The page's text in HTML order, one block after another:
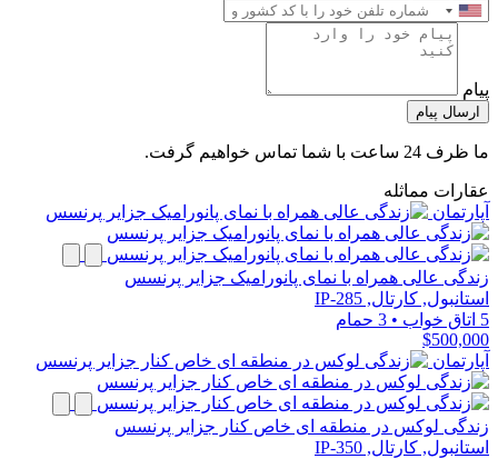
پیام
ارسال پیام
ما ظرف 24 ساعت با شما تماس خواهیم گرفت.
عقارات مماثله
آپارتمان
زندگی عالی همراه با نمای پانورامیک جزایر پرنسس
استانبول, کارتال, IP-285
5 اتاق خواب
• 3 حمام
$500,000
آپارتمان
زندگی لوکس در منطقه ای خاص کنار جزایر پرنسس
استانبول, کارتال, IP-350